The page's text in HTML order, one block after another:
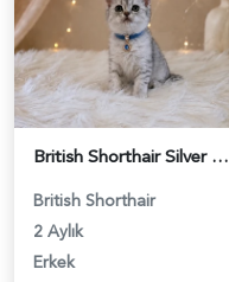
British Shorthair Silver Tabby Yavrumuz - 4639
British Shorthair
2 Aylık
Erkek